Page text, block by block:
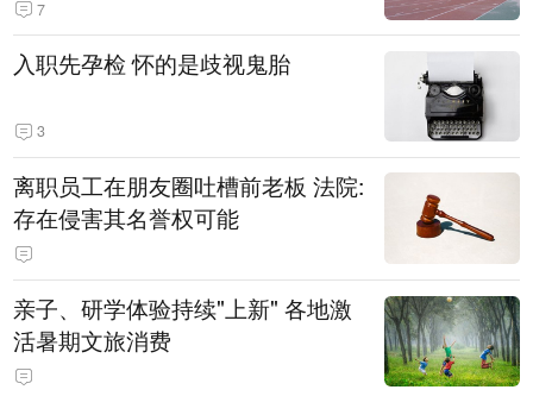
7
入职先孕检 怀的是歧视鬼胎
3
离职员工在朋友圈吐槽前老板 法院:
存在侵害其名誉权可能
亲子、研学体验持续"上新" 各地激
活暑期文旅消费